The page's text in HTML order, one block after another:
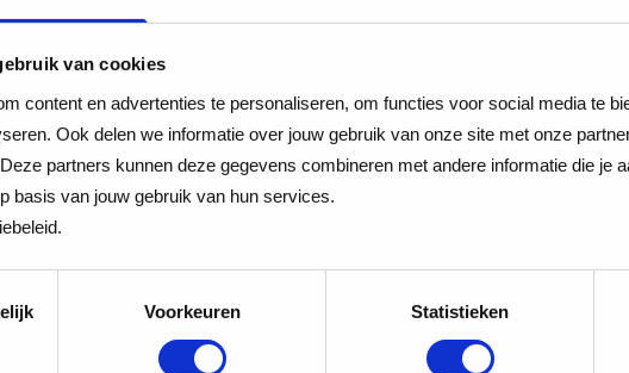
van cookies
content en advertenties te personaliseren, om functies voor social media te
Ook delen we informatie over jouw gebruik van onze site met onze
partners kunnen deze gegevens combineren met andere informatie die je
basis van jouw gebruik van hun services.
Voorkeuren Statistieken
Cadeaukaart
uit alle nieuwe aanmeldingen voor de nieuwsbrief